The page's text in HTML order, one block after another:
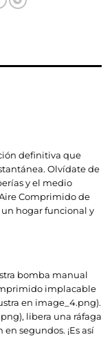
definitiva que
Olvídate de
y el medio
Comprimido de
un hogar funcional y
bomba manual
implacable
en image_4.png).
libera una ráfaga
segundos. ¡Es así